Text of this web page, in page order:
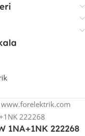
www.forelektrik.com
1NA+1NK 222268